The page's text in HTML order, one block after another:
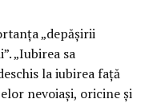
„depăşirii
„Iubirea sa
la iubirea faţă
nevoiaşi, oricine şi